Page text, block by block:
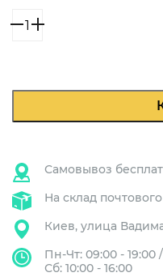
Количество
товара
Coffee
Самовывоз
На склад
Киев, улица
Пн-Чт: 09:00 - 19:00
Сб: 10:00 - 16:00